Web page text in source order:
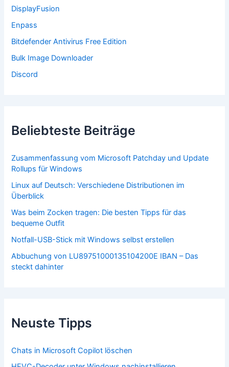
h
:
DisplayFusion
Enpass
Bitdefender Antivirus Free Edition
Bulk Image Downloader
Discord
Beliebteste Beiträge
Zusammenfassung vom Microsoft Patchday und Update
Rollups für Windows
Linux auf Deutsch: Verschiedene Distributionen im
Überblick
Was beim Zocken tragen: Die besten Tipps für das
bequeme Outfit
Notfall-USB-Stick mit Windows selbst erstellen
Abbuchung von LU89751000135104200E IBAN – Das
steckt dahinter
Neuste Tipps
Chats in Microsoft Copilot löschen